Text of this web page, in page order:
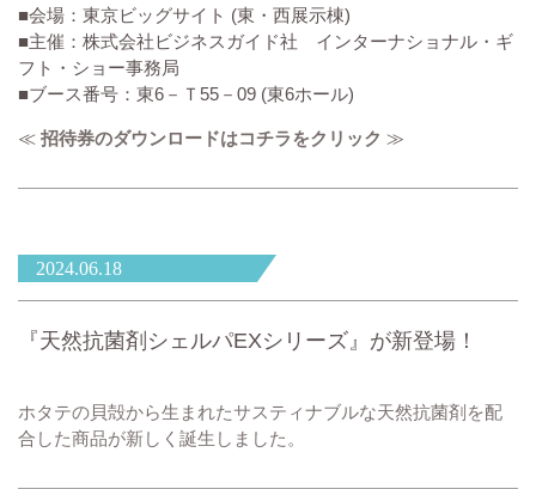
■会場：東京ビッグサイト (東・西展示棟)
■主催：株式会社ビジネスガイド社 インターナショナル・ギ
フト・ショー事務局
■ブース番号：東6－Ｔ55－09 (東6ホール)
≪ 招待券のダウンロードはコチラをクリック ≫
2024.06.18
『天然抗菌剤シェルパEXシリーズ』が新登場！
ホタテの貝殻から生まれたサスティナブルな天然抗菌剤を配
合した商品が新しく誕生しました。